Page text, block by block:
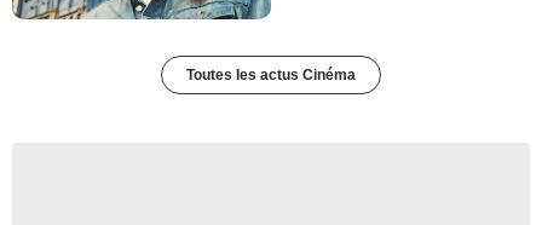
Toutes les actus Cinéma